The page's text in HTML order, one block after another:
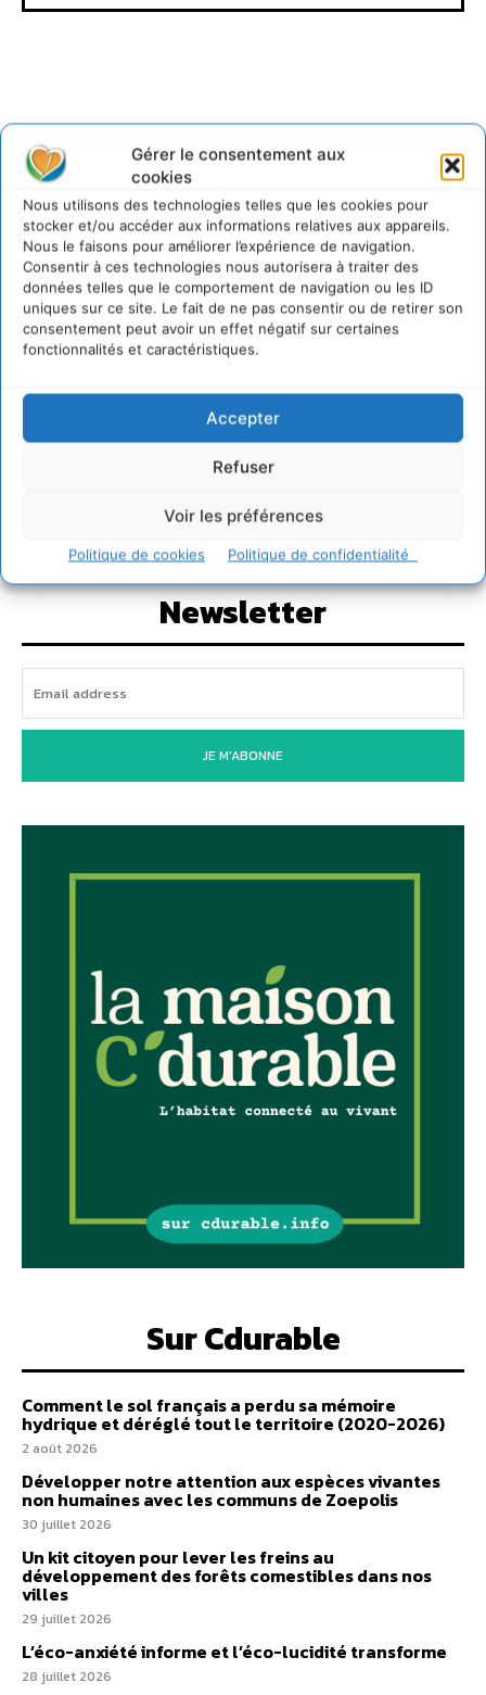
Gérer le consentement aux
cookies
Nous utilisons des technologies telles que les cookies pour
stocker et/ou accéder aux informations relatives aux appareils.
Nous le faisons pour améliorer l’expérience de navigation.
Consentir à ces technologies nous autorisera à traiter des
données telles que le comportement de navigation ou les ID
uniques sur ce site. Le fait de ne pas consentir ou de retirer son
consentement peut avoir un effet négatif sur certaines
fonctionnalités et caractéristiques.
Accepter
Refuser
Voir les préférences
Politique de cookies Politique de confidentialité
Lire aussi
Soutenir un pastoralisme durable en faveur de
socio-écosystèmes résilients
6 août 2026
S’inspirer de l’arbre pour un modèle
économique régénératif du vivant …
5 août 2026
Comment le sol français a perdu sa mémoire
hydrique et déréglé tout le territoire (2020-
Newsletter
JE M'ABONNE
Sur Cdurable
Comment le sol français a perdu sa mémoire
hydrique et déréglé tout le territoire (2020-2026)
2 août 2026
Développer notre attention aux espèces vivantes
non humaines avec les communs de Zoepolis
30 juillet 2026
Un kit citoyen pour lever les freins au
développement des forêts comestibles dans nos
villes
29 juillet 2026
L’éco-anxiété informe et l’éco-lucidité transforme
28 juillet 2026